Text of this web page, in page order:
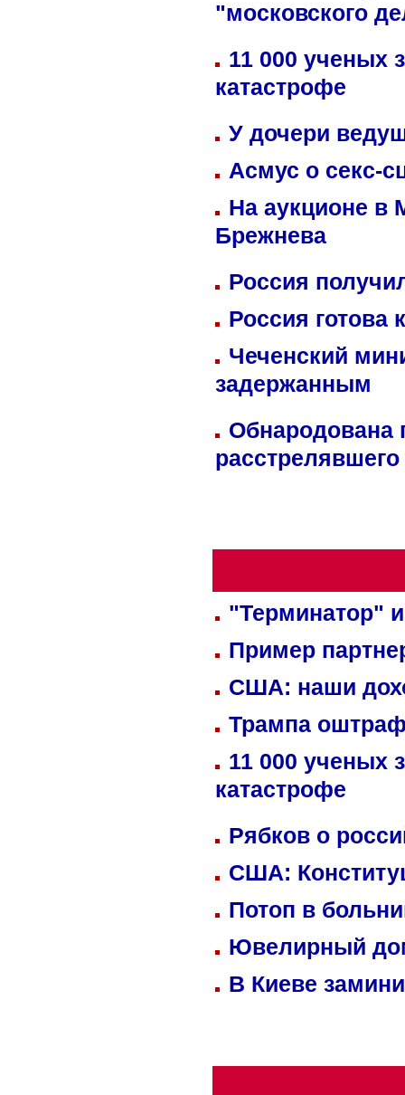
"московского
11 000 ученых
катастрофе
У дочери
Асмус о секс-
На аукционе в
Брежнева
Россия
Россия готова
Чеченский
задержанным
Обнародована
"Терминатор"
Пример
США: наши
Трампа
11 000 ученых
катастрофе
Рябков о
США:
Потоп в
Ювелирный
В Киеве